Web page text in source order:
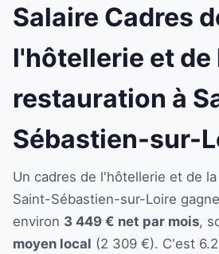
Salaire Cadres
l'hôtellerie et de
restauration à
Sébastien-sur-
Un cadres de l'hôtellerie et de
Saint-Sébastien-sur-Loire
environ 3 449 € net par mois,
moyen local (2 309 €). C'est